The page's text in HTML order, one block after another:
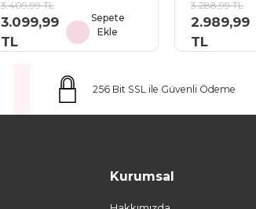
3.409,99 TL
3.099,99
TL
Sepete
Ekle
Beyaz
3.288,99 TL
2.989,99
TL
256 Bit SSL ile Güvenli Ödeme
Kurumsal